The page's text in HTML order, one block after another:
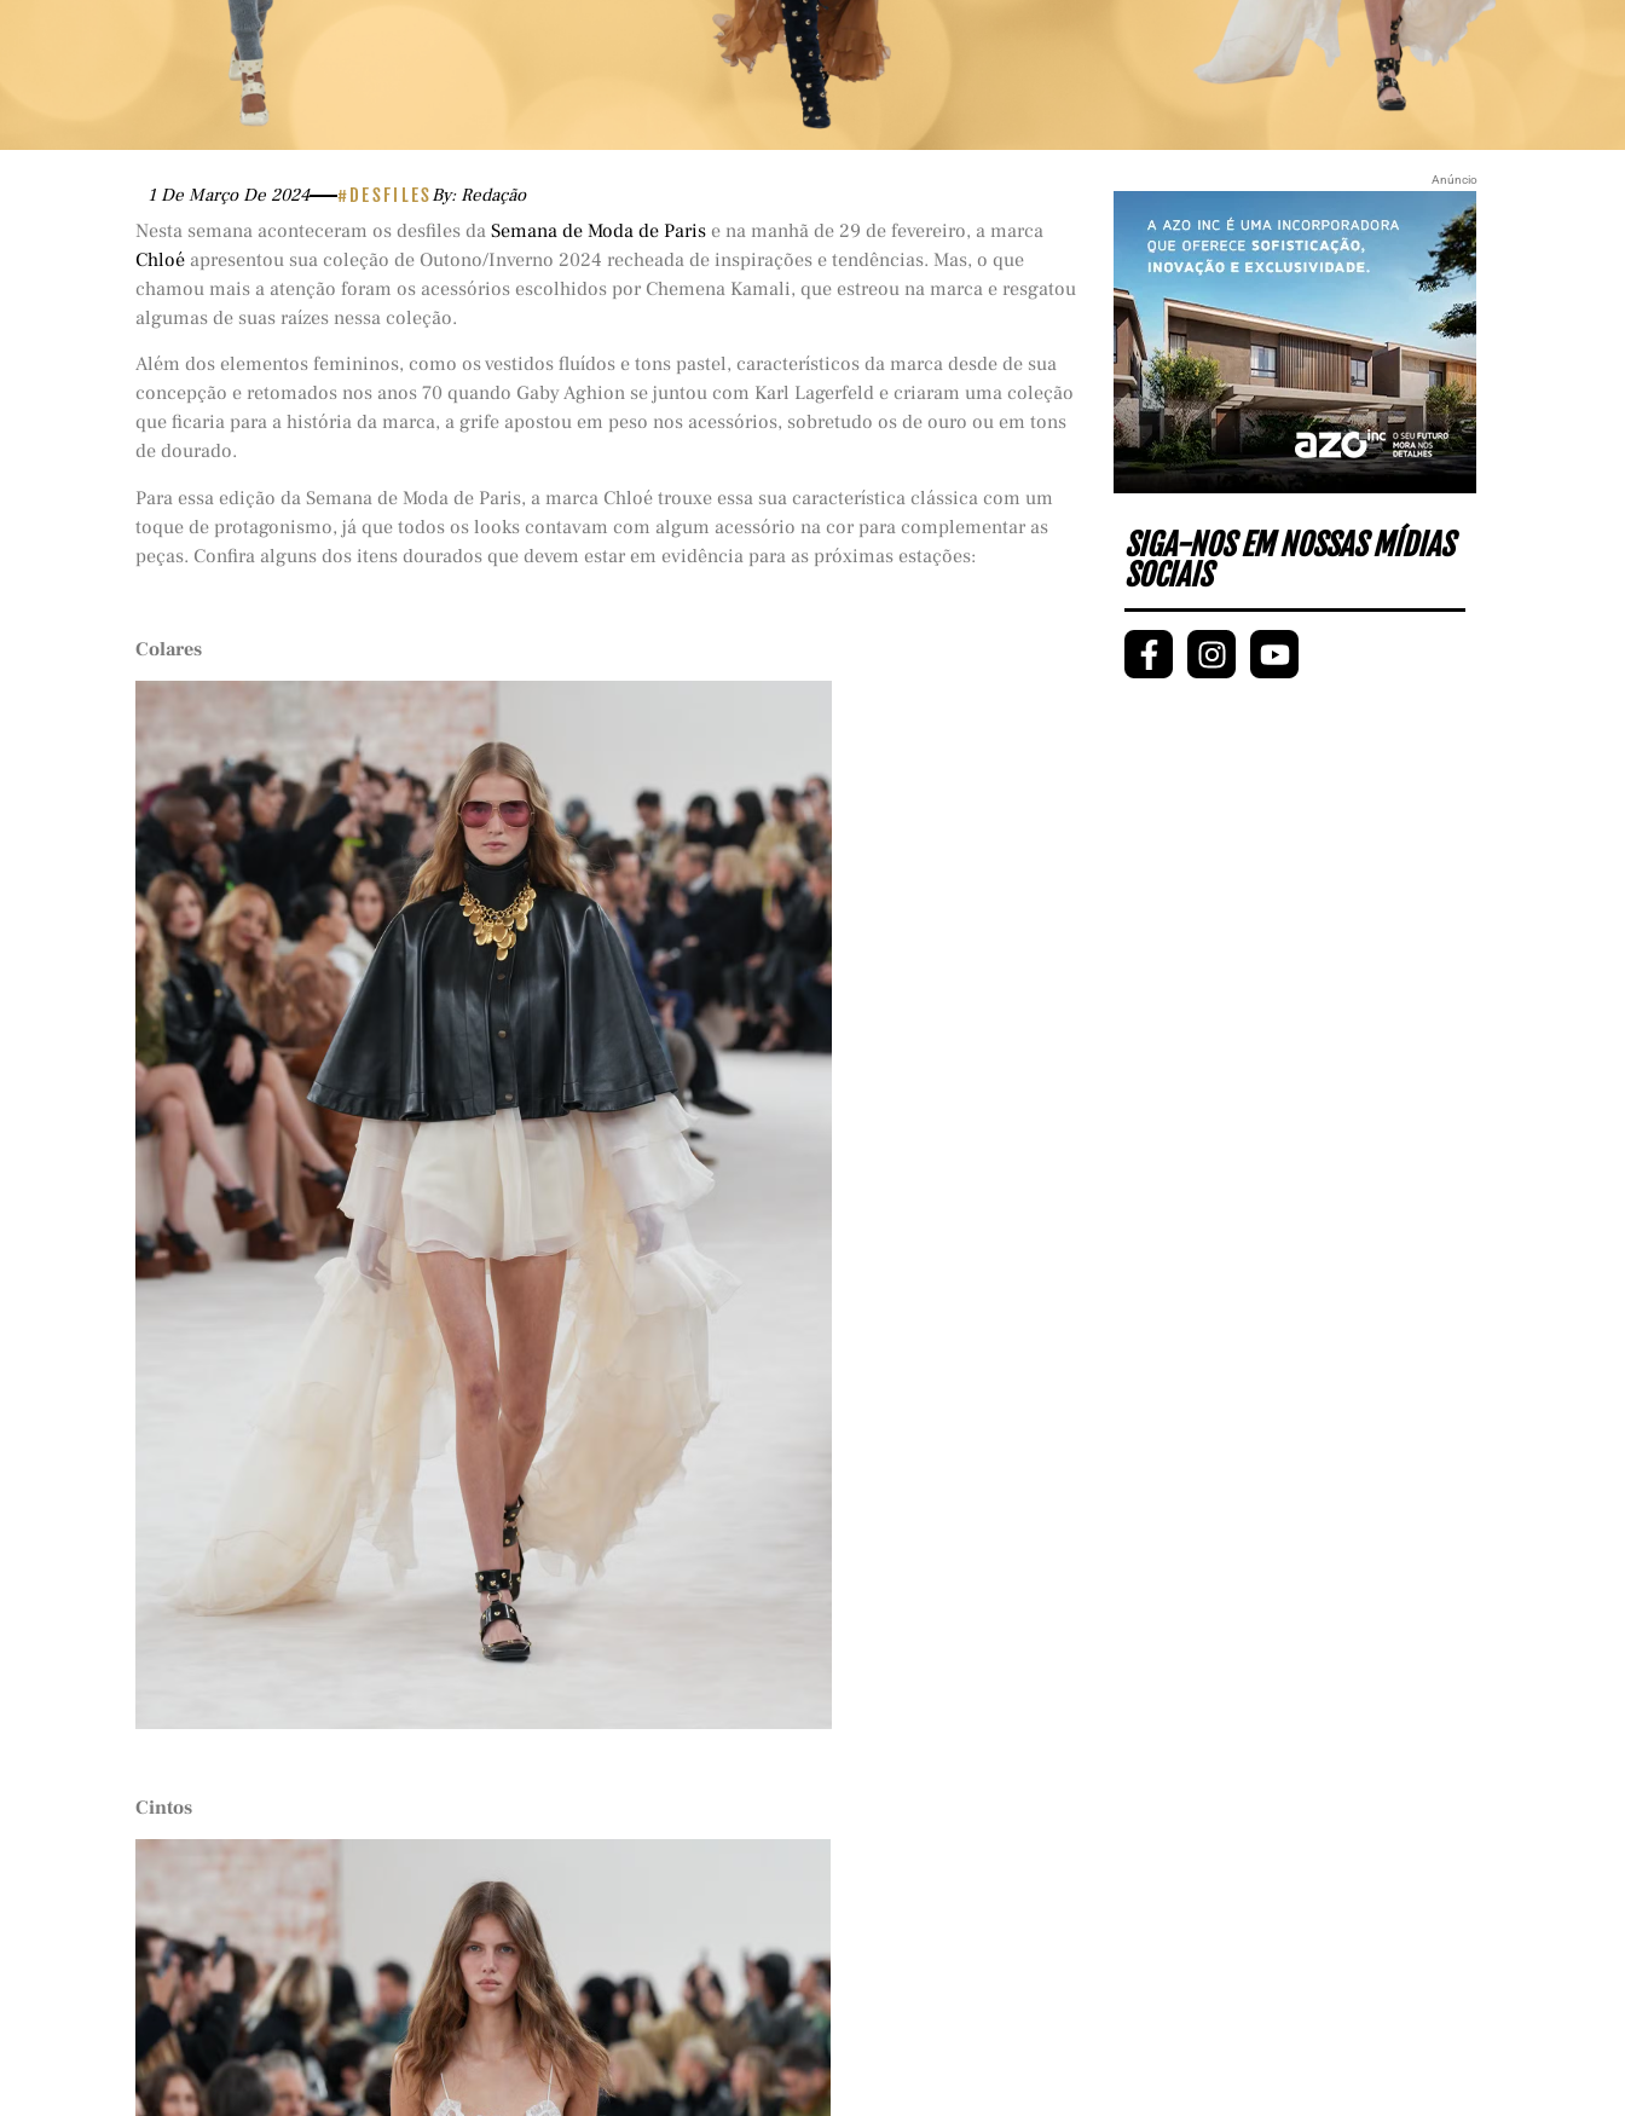
1 De Março De 2024 #DESFILESBy: Redação
Nesta semana aconteceram os desfiles da Semana de Moda de Paris e na manhã de 29 de fevereiro, a marca
Chloé apresentou sua coleção de Outono/Inverno 2024 recheada de inspirações e tendências. Mas, o que
chamou mais a atenção foram os acessórios escolhidos por Chemena Kamali, que estreou na marca e resgatou
algumas de suas raízes nessa coleção.
Além dos elementos femininos, como os vestidos fluídos e tons pastel, característicos da marca desde de sua
concepção e retomados nos anos 70 quando Gaby Aghion se juntou com Karl Lagerfeld e criaram uma coleção
que ficaria para a história da marca, a grife apostou em peso nos acessórios, sobretudo os de ouro ou em tons
de dourado.
Para essa edição da Semana de Moda de Paris, a marca Chloé trouxe essa sua característica clássica com um
toque de protagonismo, já que todos os looks contavam com algum acessório na cor para complementar as
peças. Confira alguns dos itens dourados que devem estar em evidência para as próximas estações:
Colares
Cintos
Anúncio
SIGA-NOS EM NOSSAS MÍDIAS
SOCIAIS